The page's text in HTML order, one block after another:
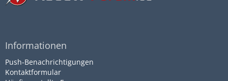
Informationen
Push-Benachrichtigungen
Kontaktformular